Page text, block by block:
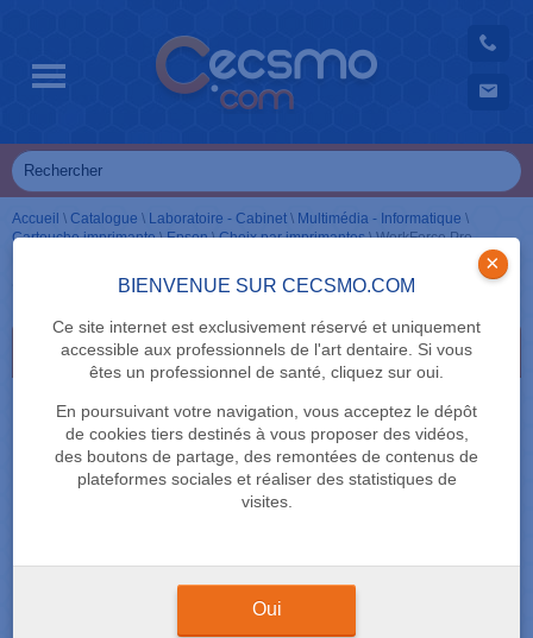
BIENVENUE SUR CECSMO.COM
Ce site internet est exclusivement réservé et uniquement
accessible aux professionnels de l'art dentaire. Si vous
êtes un professionnel de santé, cliquez sur oui.
En poursuivant votre navigation, vous acceptez le dépôt
de cookies tiers destinés à vous proposer des vidéos,
des boutons de partage, des remontées de contenus de
plateformes sociales et réaliser des statistiques de
visites.
×
Oui
Accueil \ Catalogue \ Laboratoire - Cabinet \ Multimédia - Informatique \
Cartouche imprimante\Epson\Choix par imprimantes\WorkForce Pro
WorkForce Pro
Série WF-4000